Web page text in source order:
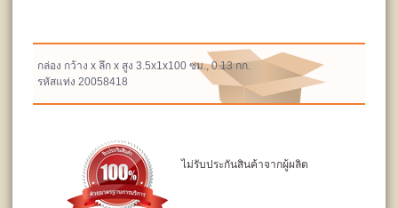
กล่อง กว้าง x ลึก x สูง 3.5x1x100 ซม., 0.13 กก.
รหัสแท่ง 20058418
ไม่รับประกันสินค้าจากผู้ผลิต